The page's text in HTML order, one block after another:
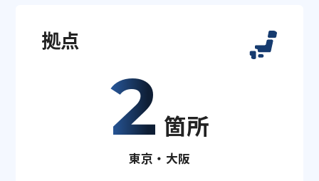
拠点
2 箇所
東京・大阪